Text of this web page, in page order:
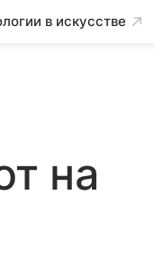
в искусстве
на